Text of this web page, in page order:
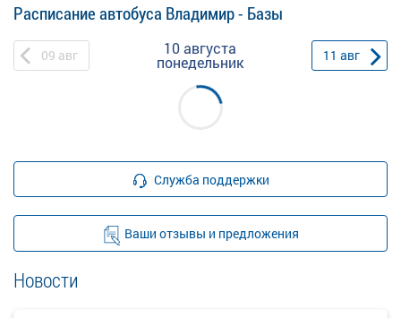
Расписание автобуса Владимир - Базы
09 авг 10 августа
понедельник 11 авг
Служба поддержки
Ваши отзывы и предложения
Новости